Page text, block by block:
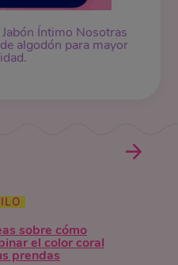
Íntimo Nosotras
algodón para mayor
sobre cómo
el color coral
prendas